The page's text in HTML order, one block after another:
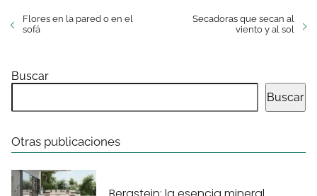
Flores en la pared o en el
sofá
Secadoras que secan al
viento y al sol
Buscar
Buscar
Otras publicaciones